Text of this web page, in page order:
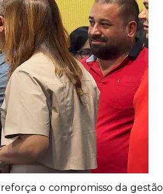
o compromisso da gestão